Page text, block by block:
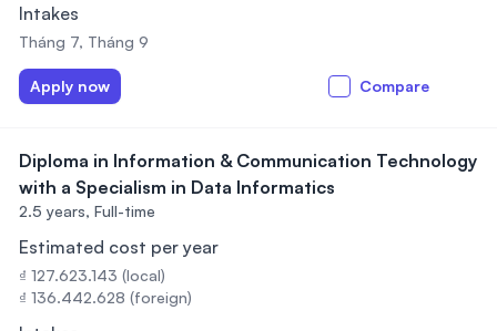
Intakes
Tháng 7, Tháng 9
Apply now Compare
Diploma in Information & Communication Technology
with a Specialism in Data Informatics
2.5 years, Full-time
Estimated cost per year
₫ 127.623.143 (local)
₫ 136.442.628 (foreign)